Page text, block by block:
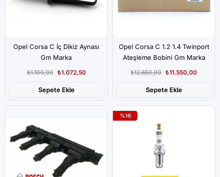
Opel Corsa C İç Dikiz Aynası
Gm Marka
₺1.072,50
₺1.100,00
Sepete Ekle
Opel Corsa C 1.2 1.4 Twinport
Ateşleme Bobini Gm Marka
₺11.550,00
₺12.650,00
Sepete Ekle
%16